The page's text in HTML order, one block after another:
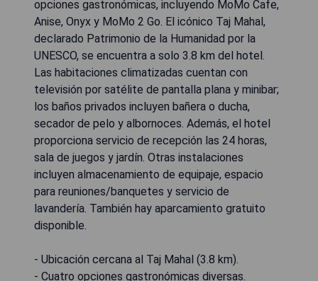
opciones gastronómicas, incluyendo MoMo Cafe,
Anise, Onyx y MoMo 2 Go. El icónico Taj Mahal,
declarado Patrimonio de la Humanidad por la
UNESCO, se encuentra a solo 3.8 km del hotel.
Las habitaciones climatizadas cuentan con
televisión por satélite de pantalla plana y minibar;
los baños privados incluyen bañera o ducha,
secador de pelo y albornoces. Además, el hotel
proporciona servicio de recepción las 24 horas,
sala de juegos y jardín. Otras instalaciones
incluyen almacenamiento de equipaje, espacio
para reuniones/banquetes y servicio de
lavandería. También hay aparcamiento gratuito
disponible.
- Ubicación cercana al Taj Mahal (3.8 km).
- Cuatro opciones gastronómicas diversas.